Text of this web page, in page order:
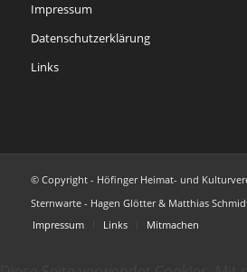
Impressum
Datenschutzerklärung
Links
© Copyright - Höfinger Heimat- und
Sternwarte - Hagen Glötter & Matthias
Impressum
Links Mitmachen